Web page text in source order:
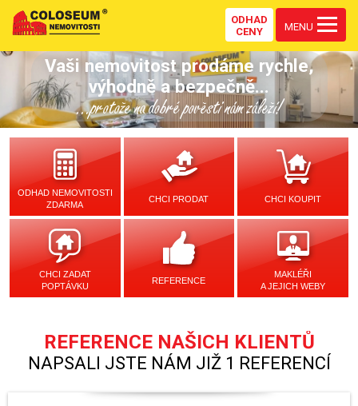
ODHAD
CENY
MENU
Vaši nemovitost prodáme rychle,
výhodně a bezpečně...
...protože na dobré pověsti nám záleží!
ODHAD NEMOVITOSTI
ZDARMA
CHCI PRODAT CHCI KOUPIT
CHCI ZADAT
POPTÁVKU
REFERENCE
MAKLÉŘI
A JEJICH WEBY
REFERENCE NAŠICH KLIENTŮ
NAPSALI JSTE NÁM JIŽ 1 REFERENCÍ